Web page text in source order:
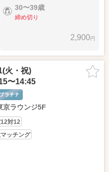
30〜39歳
締め切り
2,900円
火・祝)
〜14:45
京ラウンジ5F
対12
ッチング